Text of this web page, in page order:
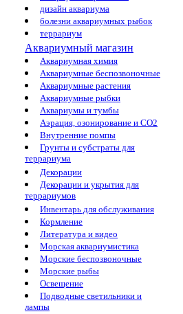
дизайн аквариума
болезни аквариумных рыбок
террариум
Аквариумный магазин
Аквариумная химия
Аквариумные беспозвоночные
Аквариумные растения
Аквариумные рыбки
Аквариумы и тумбы
Аэрация, озонирование и CO2
Внутренние помпы
Грунты и субстраты для
террариума
Декорации
Декорации и укрытия для
террариумов
Инвентарь для обслуживания
Кормление
Литература и видео
Морская аквариумистика
Морские беспозвоночные
Морские рыбы
Освещение
Подводные светильники и
лампы